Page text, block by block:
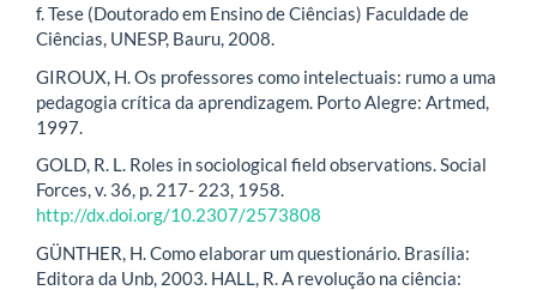
f. Tese (Doutorado em Ensino de Ciências) Faculdade de
Ciências, UNESP, Bauru, 2008.
GIROUX, H. Os professores como intelectuais: rumo a uma
pedagogia crítica da aprendizagem. Porto Alegre: Artmed,
1997.
GOLD, R. L. Roles in sociological field observations. Social
Forces, v. 36, p. 217- 223, 1958.
http://dx.doi.org/10.2307/2573808
GÜNTHER, H. Como elaborar um questionário. Brasília:
Editora da Unb, 2003. HALL, R. A revolução na ciência: